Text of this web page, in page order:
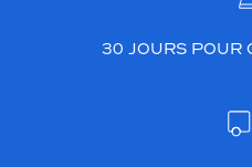
30 JOURS POUR